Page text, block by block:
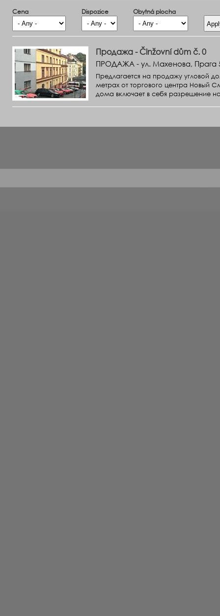
Cena Dispozice Obytná plocha
Продажа - Činžovní dům č. 0
ПРОДАЖА - ул. Махенова,
Предлагается на продажу угловой
метрах от торгового центра Новый
дома включает в себя разрешение